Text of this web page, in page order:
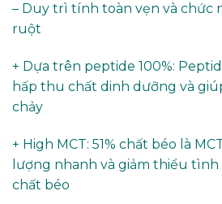
– Duy trì tính toàn vẹn và chức
ruột
+ Dựa trên peptide 100%:
hấp thu chất dinh dưỡng và
chảy
+ High MCT: 51% chất béo là
lượng nhanh và giảm thiểu
chất béo